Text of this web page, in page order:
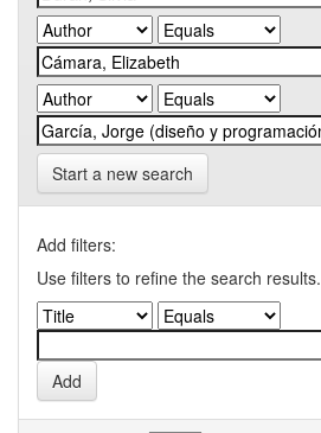
Start a new search
Add filters:
Use filters to refine the search results.